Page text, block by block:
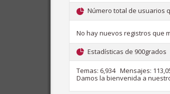
Número total de usuarios
No hay nuevos registros que
Estadísticas de 900grados
Temas 6,934 Mensajes
Damos la bienvenida a